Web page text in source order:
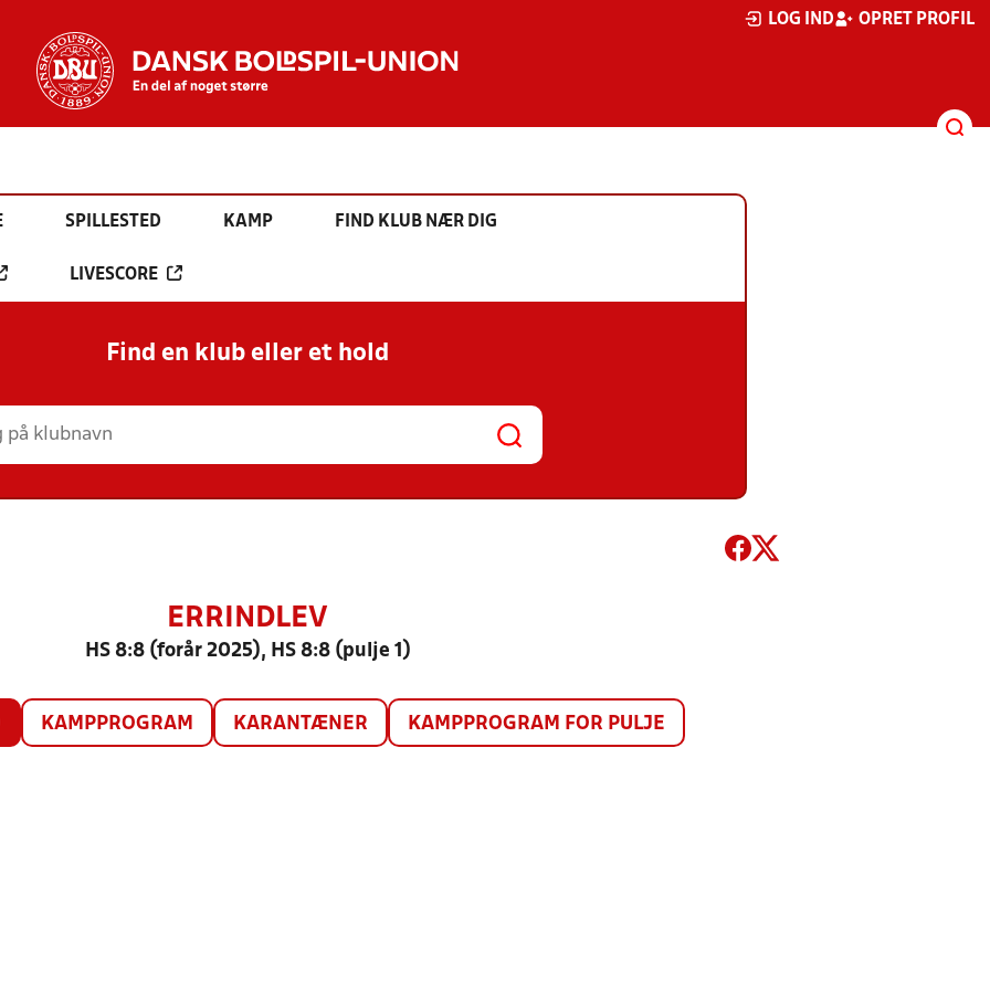
LOG IND OPRET PROFIL
SPILLESTED KAMP FIND KLUB NÆR DIG
LIVESCORE
Find en klub eller et hold
ERRINDLEV
HS 8:8 (forår 2025), HS 8:8 (pulje 1)
KAMPPROGRAM KARANTÆNER KAMPPROGRAM FOR PULJE